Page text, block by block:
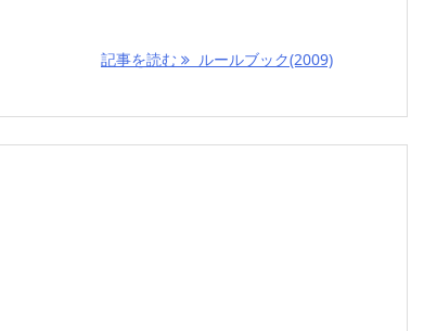
記事を読む ルールブック(2009)